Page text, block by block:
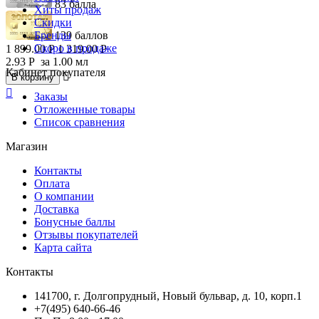
83 балла
139 баллов
1 899.00 Р 1 319.00 Р
2.93 Р за 1.00 мл
В корзину


Хиты продаж
Скидки
Бренды
Скоро в продаже
Кабинет покупателя
Заказы
Отложенные товары
Список сравнения
Магазин
Контакты
Оплата
О компании
Доставка
Бонусные баллы
Отзывы покупателей
Карта сайта
Контакты
141700, г. Долгопрудный, Новый бульвар, д. 10, корп.1
+7(495) 640-66-46